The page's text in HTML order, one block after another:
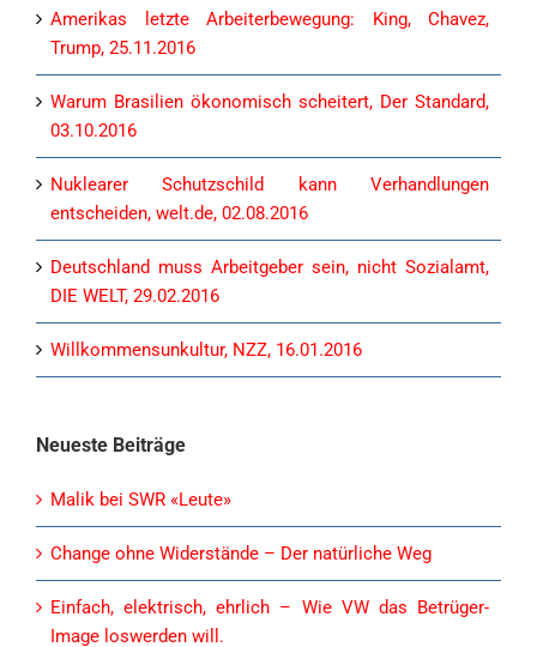
Amerikas letzte Arbeiterbewegung: King, Chavez,
Trump, 25.11.2016
Warum Brasilien ökonomisch scheitert, Der Standard,
03.10.2016
Nuklearer Schutzschild kann Verhandlungen
entscheiden, welt.de, 02.08.2016
Deutschland muss Arbeitgeber sein, nicht Sozialamt,
DIE WELT, 29.02.2016
Willkommensunkultur, NZZ, 16.01.2016
Neueste Beiträge
Malik bei SWR «Leute»
Change ohne Widerstände – Der natürliche Weg
Einfach, elektrisch, ehrlich – Wie VW das Betrüger-
Image loswerden will.